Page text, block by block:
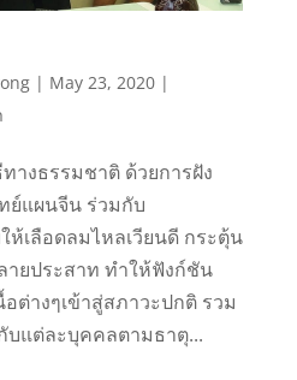
| May 23, 2020|
างธรรมชาติ ด้วยการฝัง
ย์แผนจีน ร่วมกับ
ห้เลือดลมไหลเวียนดี กระตุ้น
ายประสาท ทำให้ฟังก์ชัน
ต่างๆเข้าสู่สภาวะปกติ รวม
บแต่ละบุคคลตามธาตุ...